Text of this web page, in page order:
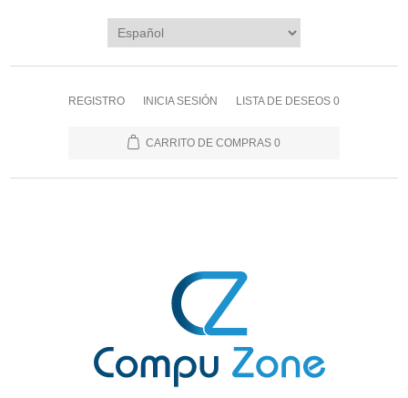
REGISTRO INICIA SESIÓN LISTA DE DESEOS 0
CARRITO DE COMPRAS 0